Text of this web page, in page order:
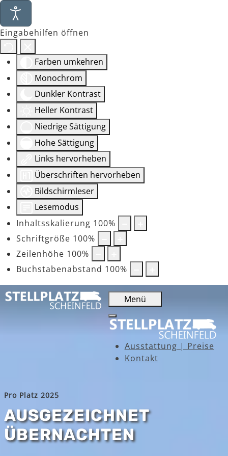
Eingabehilfen öffnen
Farben umkehren
Monochrom
Dunkler Kontrast
Heller Kontrast
Niedrige Sättigung
Hohe Sättigung
Links hervorheben
Überschriften hervorheben
Bildschirmleser
Lesemodus
Inhaltsskalierung 100%
Schriftgröße 100%
Zeilenhöhe 100%
Buchstabenabstand 100%
Menü
Ausstattung | Preise
Kontakt
Pro Platz 2025
AUSGEZEICHNET
ÜBERNACHTEN